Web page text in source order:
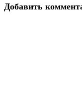
Добавить